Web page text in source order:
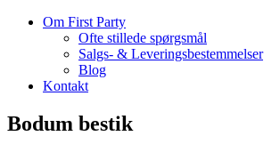
Om First Party
Ofte stillede spørgsmål
Salgs- & Leveringsbestemmelser
Blog
Kontakt
Bodum bestik